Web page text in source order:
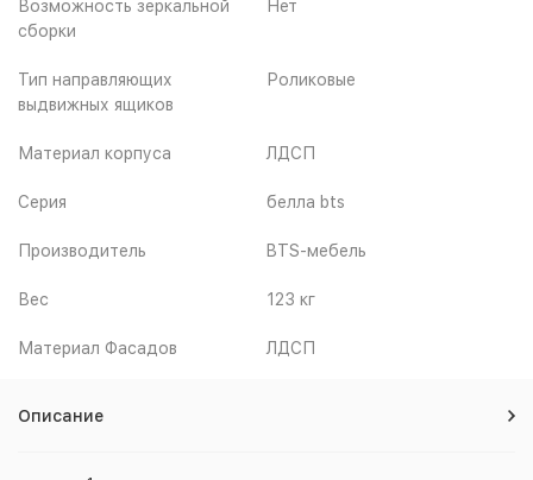
Возможность зеркальной
сборки
Нет
Тип направляющих
выдвижных ящиков
Роликовые
Материал корпуса ЛДСП
Серия белла bts
Производитель BTS-мебель
Вес 123 кг
Материал Фасадов ЛДСП
Описание